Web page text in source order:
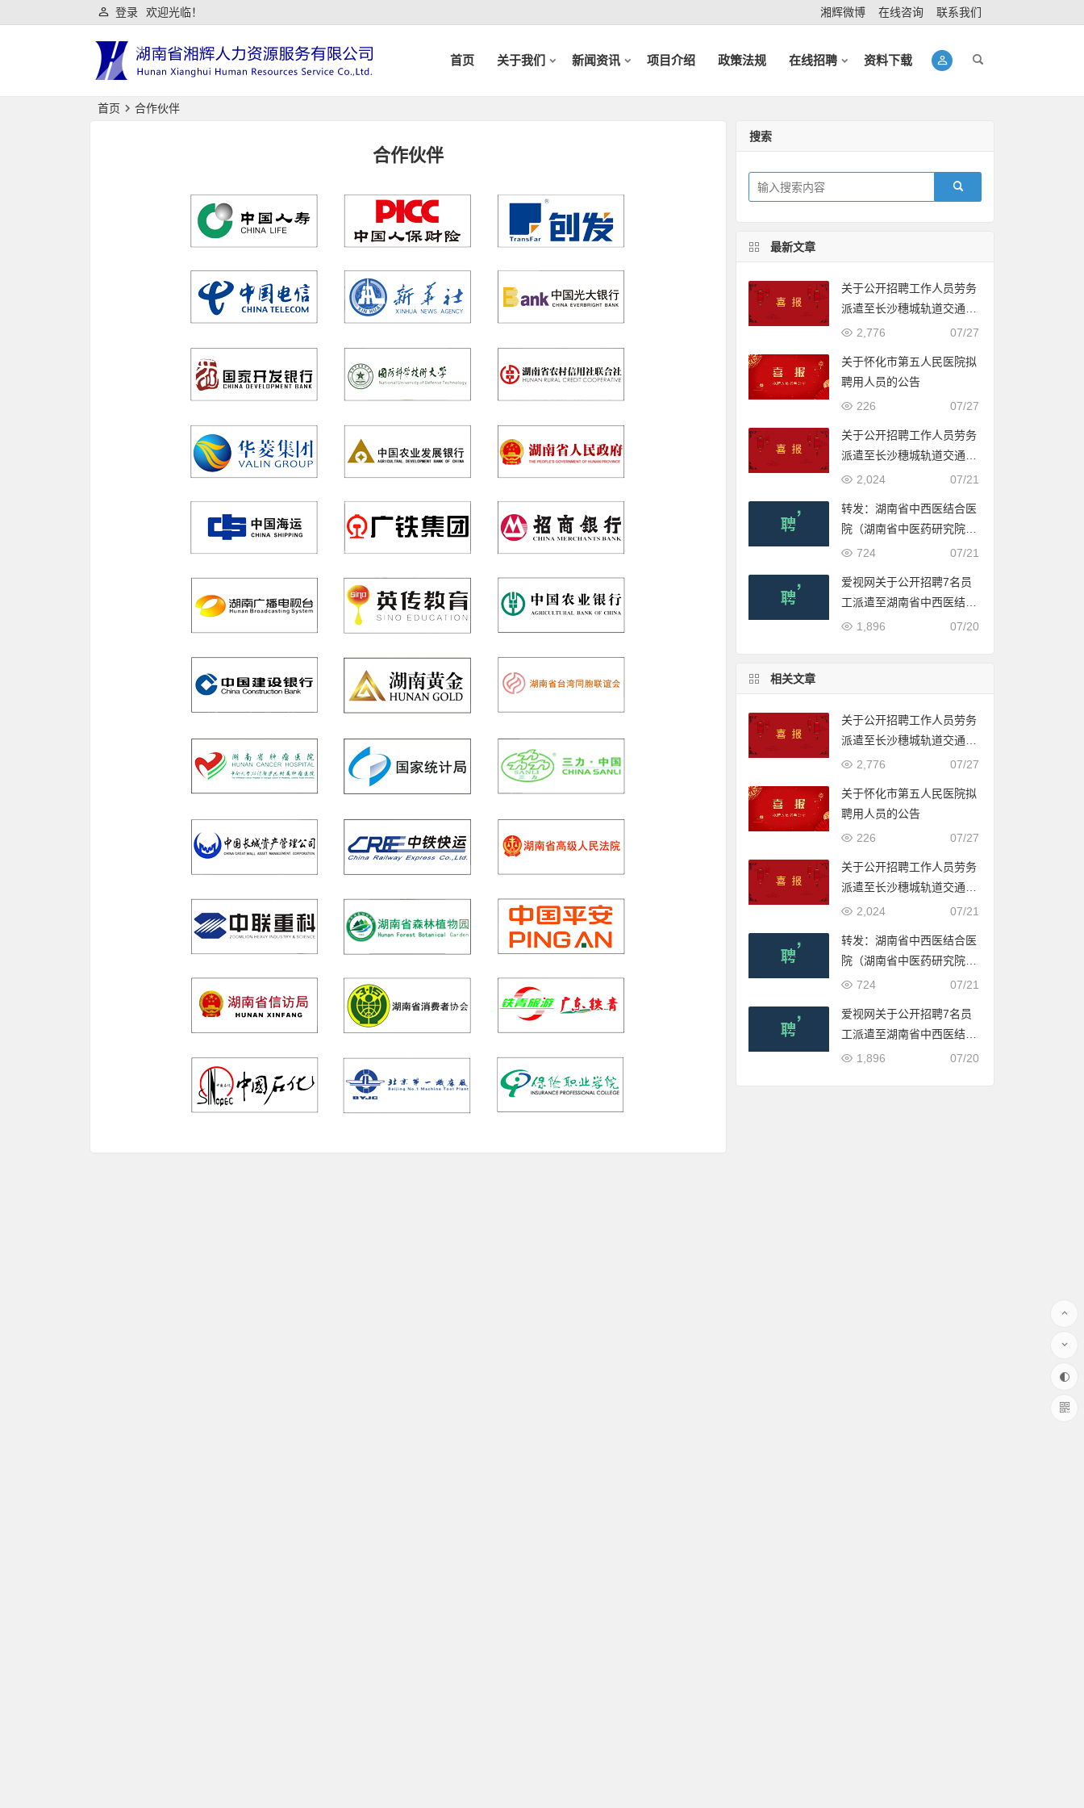
欢迎光临！
登录 湘辉微博 在线咨询 联系我们
首页 关于我们 新闻资讯 项目介绍 政策法规 在线招聘 资料下载
首页 合作伙伴
合作伙伴
搜索
最新文章
关于公开招聘工作人员劳务
派遣至长沙穗城轨道交通有
限公司入围体检人员名单的
07/27
2,776
关于怀化市第五人民医院拟
聘用人员的公告
07/27
226
关于公开招聘工作人员劳务
派遣至长沙穗城轨道交通有
限公司入围体检人员名单的
07/21
2,024
转发：湖南省中西医结合医
院（湖南省中医药研究院附
属医院）2022年公开招聘
07/21
724
爱视网关于公开招聘7名员
工派遣至湖南省中西医结合
医院（湖南省中医药研究院
07/20
1,896
相关文章
关于公开招聘工作人员劳务
派遣至长沙穗城轨道交通有
限公司入围体检人员名单的
07/27
2,776
关于怀化市第五人民医院拟
聘用人员的公告
07/27
226
关于公开招聘工作人员劳务
派遣至长沙穗城轨道交通有
限公司入围体检人员名单的
07/21
2,024
转发：湖南省中西医结合医
院（湖南省中医药研究院附
属医院）2022年公开招聘
07/21
724
爱视网关于公开招聘7名员
工派遣至湖南省中西医结合
医院（湖南省中医药研究院
07/20
1,896